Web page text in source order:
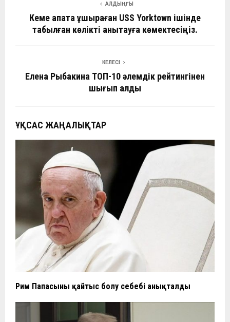
АЛДЫҢҒЫ
Кеме апатқа ұшыраған USS Yorktown ішінде
табылған көлікті анықтауға көмектесіңіз.
КЕЛЕСІ
Елена Рыбакина ТОП-10 әлемдік рейтингінен
шығып қалды
ҰҚСАС ЖАҢАЛЫҚТАР
Рим Папасының қайтыс болу себебі анықталды